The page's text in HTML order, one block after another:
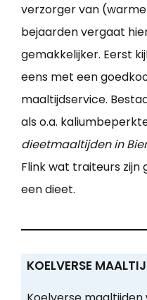
verzorger van
bejaarden vergaat
gemakkelijker. Eerst
eens met een
maaltijdservice.
als o.a.
dieetmaaltijden in
Flink wat traiteurs
een dieet.
KOELVERSE